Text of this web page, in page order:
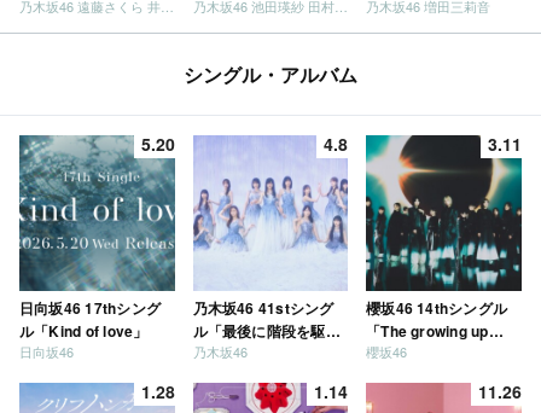
乃木坂46 池田瑛紗 田村真佑 乃木坂46 増田三莉音
シングル・アルバム
5.20
日向坂46 17thシング
ル「Kind of love」
日向坂46
4.8
乃木坂46 41stシング
ル「最後に階段を駆け
上がったのはいつ
乃木坂46
3.11
櫻坂46 14thシングル
「The growing up
train」
櫻坂46
1.28 1.14 11.26